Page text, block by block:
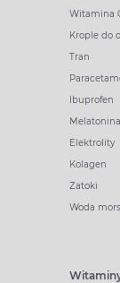
Witamina
Krople do
Tran
Ibuprofen
Melatonina
Elektrolity
Kolagen
Zatoki
Woda